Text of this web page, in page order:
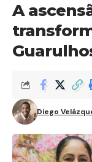
A
Diego